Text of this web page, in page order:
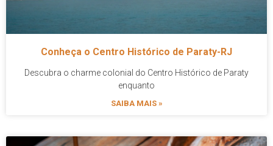
Conheça o Centro Histórico de Paraty-RJ
Descubra o charme colonial do Centro Histórico de Paraty
enquanto
SAIBA MAIS »